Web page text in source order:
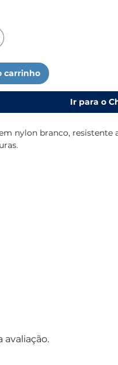
carrinho
Ir para o
nylon branco, resistente
295 x 210 mm
avaliação.